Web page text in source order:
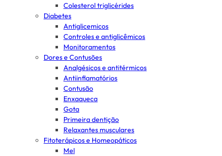
Colesterol triglicérides
Diabetes
Antiglicemicos
Controles e antiglicêmicos
Monitoramentos
Dores e Contusões
Analgésicos e antitérmicos
Antiinflamatórios
Contusão
Enxaqueca
Gota
Primeira dentição
Relaxantes musculares
Fitoterápicos e Homeopáticos
Mel